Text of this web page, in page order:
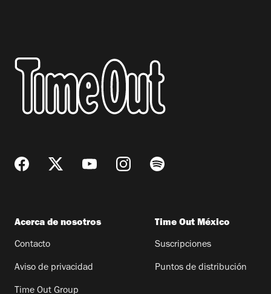
Acerca de nosotros
Contacto
Aviso de privacidad
Time Out Group
Time Out México
Suscripciones
Puntos de distribución